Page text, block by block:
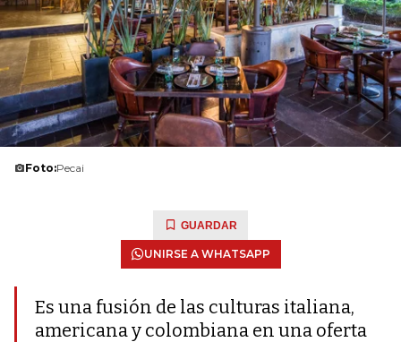
Foto:Pecai
GUARDAR
UNIRSE A WHATSAPP
Es una fusión de las culturas italiana,
americana y colombiana en una oferta